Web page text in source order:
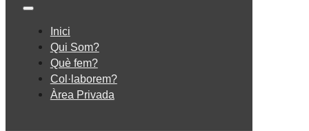
Inici
Qui Som?
Què fem?
Col·laborem?
Àrea Privada